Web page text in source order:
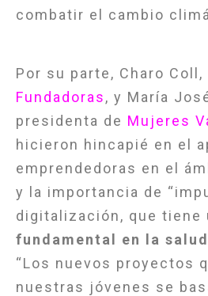
combatir el cambio
Por su parte, Charo Coll,
Fundadoras, y María
presidenta de Mujeres
hicieron hincapié en el
emprendedoras en el
y la importancia de
digitalización, que tiene
fundamental en la
“Los nuevos proyectos
nuestras jóvenes se